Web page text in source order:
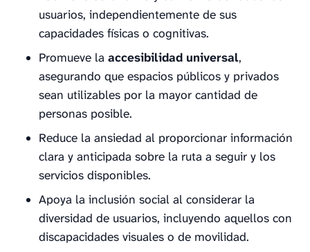
usuarios, independientemente de sus
capacidades físicas o cognitivas.
Promueve la accesibilidad universal,
asegurando que espacios públicos y privados
sean utilizables por la mayor cantidad de
personas posible.
Reduce la ansiedad al proporcionar información
clara y anticipada sobre la ruta a seguir y los
servicios disponibles.
Apoya la inclusión social al considerar la
diversidad de usuarios, incluyendo aquellos con
discapacidades visuales o de movilidad.